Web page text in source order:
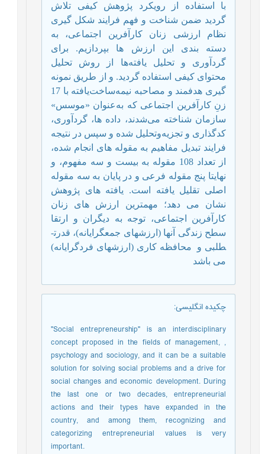
با استفاده از رویکرد پژوهش کیفی تلاش
گردید ضمن شناخت و فهم فرایند شکل­ گیری
نظام ارزشی زنان کارآفرین اجتماعی، به
دسته ­بندی این ارزش ­ها بپردازیم. برای
گردآوری و تحلیل یافته‌ها از روش تحلیل
محتوای کیفی استفاده گردید. و از طریق نمونه
­گیری هدفمند و مصاحبه نیمه‌ساخت‌یافته
با 17
زنِ کارآفرین اجتماعی که به‌عنوان «موسس»
سازمان شناخته می‌شدند، داده­ ها، گردآوری،
کدگذاری و تجزیه‌وتحلیل شده و سپس در نتیجه
فرایند تبدیل مفاهیم به مقوله ­های انجام شده،
از تعداد 108 مقوله به بیست و سه مفهوم، و
نهایتا پنج مقوله فرعی و در پایان به سه مقوله
اصلی تقلیل یافته است. یافته ­های پژوهش
نشان می­ دهد؛ مهمترین ارزش­ های زنان
کارآفرین اجتماعی، توجه به دیگران و ارتقا
سطح زندگی آنها (ارزش­های جمع­گرایانه)، قدرت­
طلبی و
محافظه­ کاری (ارزش­های فردگرایانه)
می ­باشد
چکیده انگلیسی:
"Social entrepreneurship" is an interdisciplinary
concept proposed in the fields of management, ,
psychology and sociology, and it can be a suitable
solution for solving social problems and a drive for
social changes and economic development. During
the last one or two decades, entrepreneurial
actions and their types have expanded in the
country, and among them, recognizing and
categorizing entrepreneurial values is very
important.